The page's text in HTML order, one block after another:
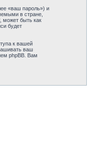
«ваш пароль») и
в стране,
может быть как
будет
к вашей
ваш
phpBB. Вам